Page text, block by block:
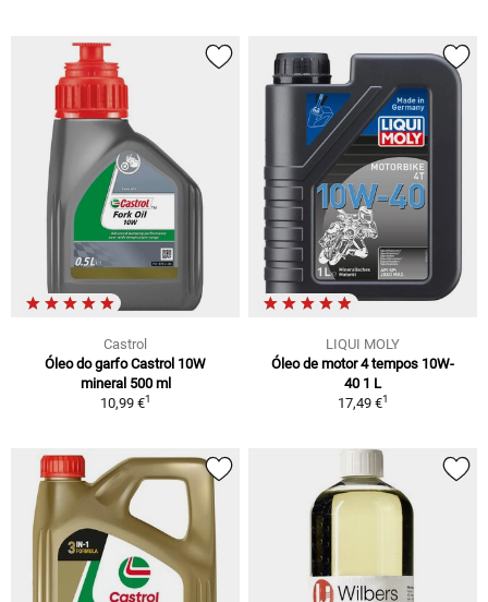
Castrol
Óleo do garfo Castrol 10W
mineral 500 ml
10,99 €1
LIQUI MOLY
Óleo de motor 4 tempos 10W-
40 1 L
17,49 €1